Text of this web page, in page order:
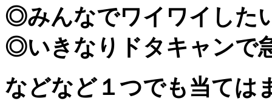
◎みんなでワイワイした
◎いきなりドタキャンで
などなど１つでも当ては